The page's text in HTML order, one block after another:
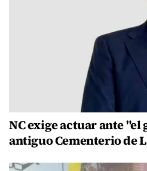
NC exige actuar ante
antiguo Cementerio de